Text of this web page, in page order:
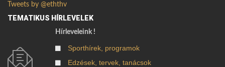
Tweets by @eththv
TEMATIKUS HÍRLEVELEK
Hírleveleink !
Sporthírek, programok
Edzések, tervek, tanácsok